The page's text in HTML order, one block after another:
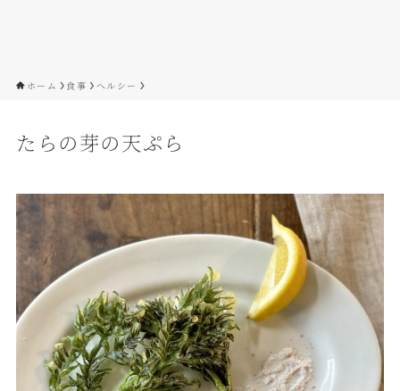
ホーム 食事 ヘルシー
たらの芽の天ぷら